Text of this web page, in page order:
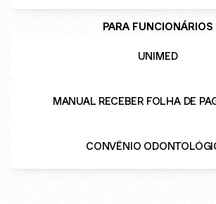
PARA FUNCIONÁRIOS
UNIMED
MANUAL RECEBER FOLHA DE
CONVÊNIO